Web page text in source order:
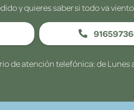
y quieres saber si todo va
de atención telefónica: de Lunes